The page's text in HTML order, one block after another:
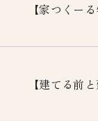
【家つくー
【建てる前